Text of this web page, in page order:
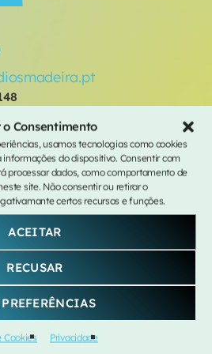
o Consentimento
usamos tecnologias como cookies
do dispositivo. Consentir com
processar dados, como comportamento de
site. Não consentir ou retirar o
certos recursos e funções.
ACEITAR
RECUSAR
Cookies Privacidade
more_vert
podes contar com uma boa
close
Alentejo
Here
da Clube # 5ª feira
Ponta # 2ª feira